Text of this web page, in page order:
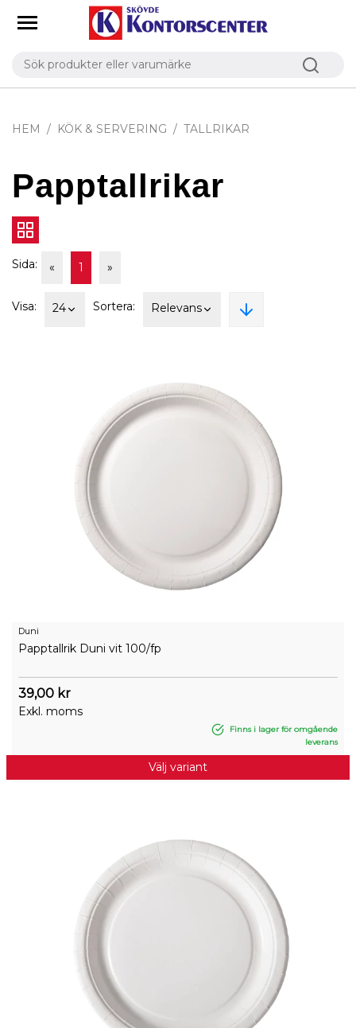
HEM KÖK & SERVERING TALLRIKAR
Papptallrikar
Sida: « 1 »
Visa: 24 Sortera: Relevans
Duni
Papptallrik Duni vit 100/fp
39,00 kr
Exkl. moms
Finns i lager för omgående
leverans
Välj variant